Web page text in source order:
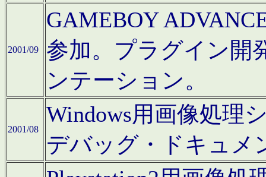
2001/09
GAMEBOY
参加。プラグイン開
ンテーション。
2001/08
Windows用画像処理
デバッグ・ドキュメ